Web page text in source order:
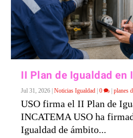
II Plan de Igualdad en
Jul 31, 2026 |Noticias Igualdad |0 |planes
USO firma el II Plan de
INCATEMA USO ha
Igualdad de ámbito...